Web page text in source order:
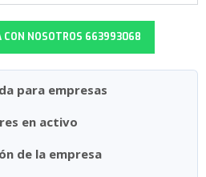
CON NOSOTROS 663993068
para empresas
en activo
de la empresa